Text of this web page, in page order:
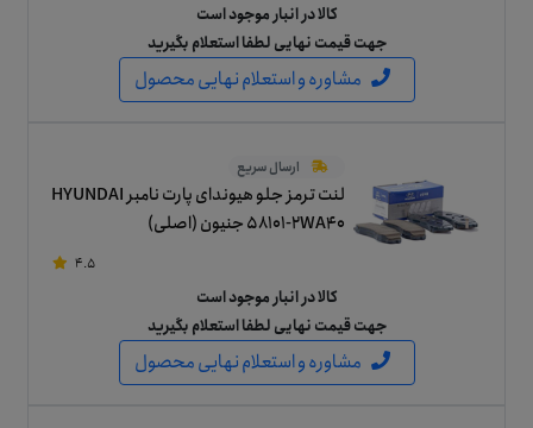
کالا در انبار موجود است
جهت قیمت نهایی لطفا استعلام بگیرید
مشاوره و استعلام نهایی محصول
ارسال سریع
لنت ترمز جلو هیوندای پارت نامبر HYUNDAI
58101-2WA40 جنیون (اصلی)
4.5
کالا در انبار موجود است
جهت قیمت نهایی لطفا استعلام بگیرید
مشاوره و استعلام نهایی محصول